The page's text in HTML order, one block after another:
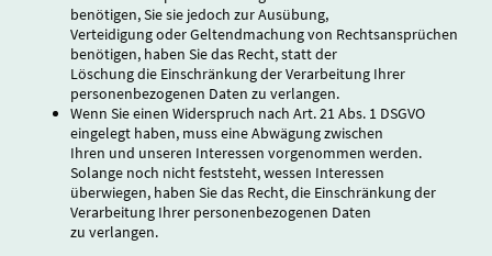
benötigen, Sie sie jedoch zur Ausübung,
Verteidigung oder Geltendmachung von Rechtsansprüchen
benötigen, haben Sie das Recht, statt der
Löschung die Einschränkung der Verarbeitung Ihrer
personenbezogenen Daten zu verlangen.
Wenn Sie einen Widerspruch nach Art. 21 Abs. 1 DSGVO
eingelegt haben, muss eine Abwägung zwischen
Ihren und unseren Interessen vorgenommen werden.
Solange noch nicht feststeht, wessen Interessen
überwiegen, haben Sie das Recht, die Einschränkung der
Verarbeitung Ihrer personenbezogenen Daten
zu verlangen.